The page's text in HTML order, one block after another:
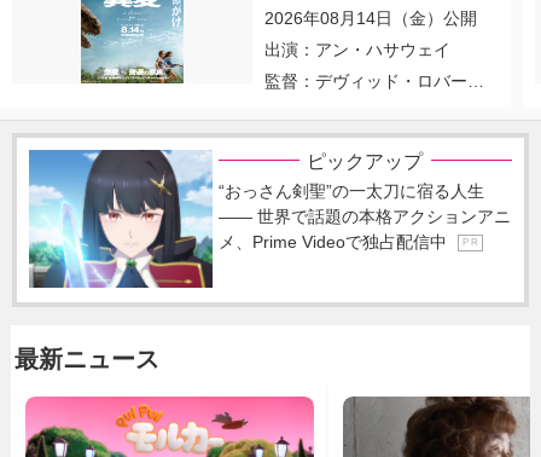
2026年08月14日（金）公開
出演：アン・ハサウェイ
監督：デヴィッド・ロバー
ピックアップ
“おっさん剣聖”の一太刀に宿る人生
―― 世界で話題の本格アクションアニ
メ、Prime Videoで独占配信中
P R
最新ニュース